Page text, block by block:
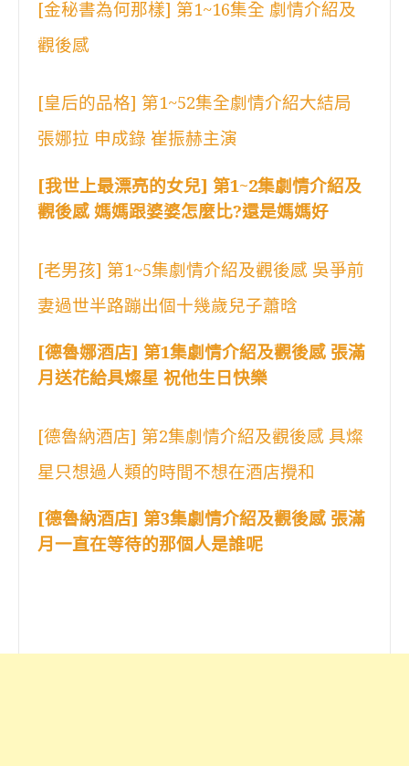
[金秘書為何那樣] 第1~16集全 劇情介紹及
觀後感
[皇后的品格] 第1~52集全劇情介紹大結局
張娜拉 申成錄 崔振赫主演
[我世上最漂亮的女兒] 第1~2集劇情介紹及
觀後感 媽媽跟婆婆怎麼比?還是媽媽好
[老男孩] 第1~5集劇情介紹及觀後感 吳爭前
妻過世半路蹦出個十幾歲兒子蕭晗
[德魯娜酒店] 第1集劇情介紹及觀後感 張滿
月送花給具燦星 祝他生日快樂
[德魯納酒店] 第2集劇情介紹及觀後感 具燦
星只想過人類的時間不想在酒店攪和
[德魯納酒店] 第3集劇情介紹及觀後感 張滿
月一直在等待的那個人是誰呢